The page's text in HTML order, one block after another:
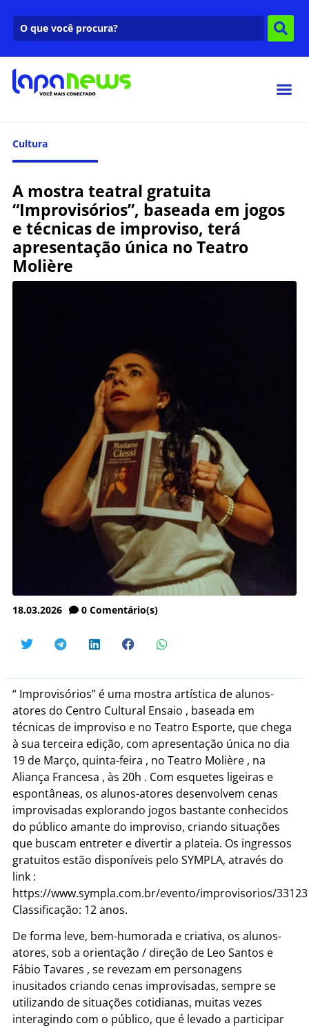
Cultura
A mostra teatral gratuita
“Improvisórios”, baseada em jogos
e técnicas de improviso, terá
apresentação única no Teatro
Molière
18.03.2026 0 Comentário(s)
“ Improvisórios” é uma mostra artística de alunos-
atores do Centro Cultural Ensaio , baseada em
técnicas de improviso e no Teatro Esporte, que chega
à sua terceira edição, com apresentação única no dia
19 de Março, quinta-feira , no Teatro Molière , na
Aliança Francesa , às 20h . Com esquetes ligeiras e
espontâneas, os alunos-atores desenvolvem cenas
improvisadas explorando jogos bastante conhecidos
do público amante do improviso, criando situações
que buscam entreter e divertir a plateia. Os ingressos
gratuitos estão disponíveis pelo SYMPLA, através do
link :
https://www.sympla.com.br/evento/improvisorios/
Classificação: 12 anos.
De forma leve, bem-humorada e criativa, os alunos-
atores, sob a orientação / direção de Leo Santos e
Fábio Tavares , se revezam em personagens
inusitados criando cenas improvisadas, sempre se
utilizando de situações cotidianas, muitas vezes
interagindo com o público, que é levado a participar